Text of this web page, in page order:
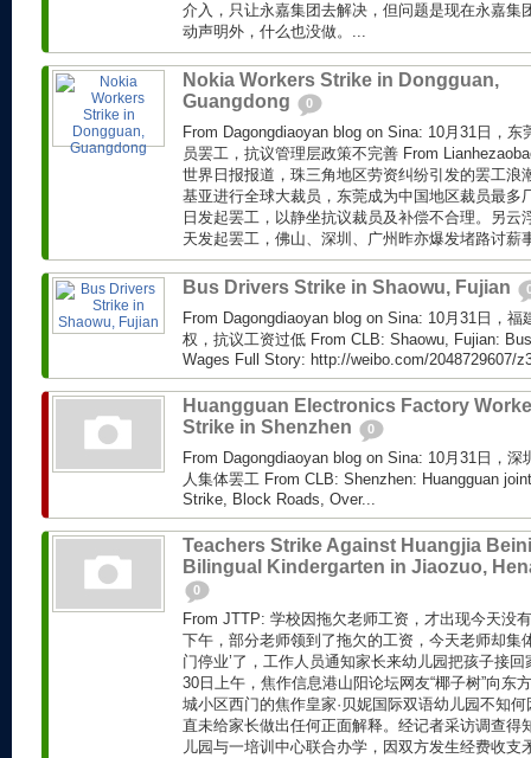
介入，只让永嘉集团去解决，但问题是现在永嘉集
动声明外，什么也没做。...
Nokia Workers Strike in Dongguan,
Guangdong
0
From Dagongdiaoyan blog on Sina: 10月31日，
员罢工，抗议管理层政策不完善 From
世界日报报道，珠三角地区劳资纠纷引发的罢工浪
基亚进行全球大裁员，东莞成为中国地区裁员最多
日发起罢工，以静坐抗议裁员及补偿不合理。另云
天发起罢工，佛山、深圳、广州昨亦爆发堵路讨薪
Bus Drivers Strike in Shaowu, Fujian
From Dagongdiaoyan blog on Sina: 10月31日，
权，抗议工资过低 From CLB: Shaowu, Fujian:
Wages Full Story: http://weibo.com/2048729607/
Huangguan Electronics Factory
Strike in Shenzhen
0
From Dagongdiaoyan blog on Sina: 10月31日，
人集体罢工 From CLB: Shenzhen: Huangguan
Strike, Block Roads, Over...
Teachers Strike Against Huangjia Beini
Bilingual Kindergarten in Jiaozuo,
0
From JTTP: 学校因拖欠老师工资，才出现今天没
下午，部分老师领到了拖欠的工资，今天老师却集
门停业’了，工作人员通知家长来幼儿园把孩子接
30日上午，焦作信息港山阳论坛网友“椰子树”向东
城小区西门的焦作皇家·贝妮国际双语幼儿园不知何
直未给家长做出任何正面解释。经记者采访调查得
儿园与一培训中心联合办学，因双方发生经费收支